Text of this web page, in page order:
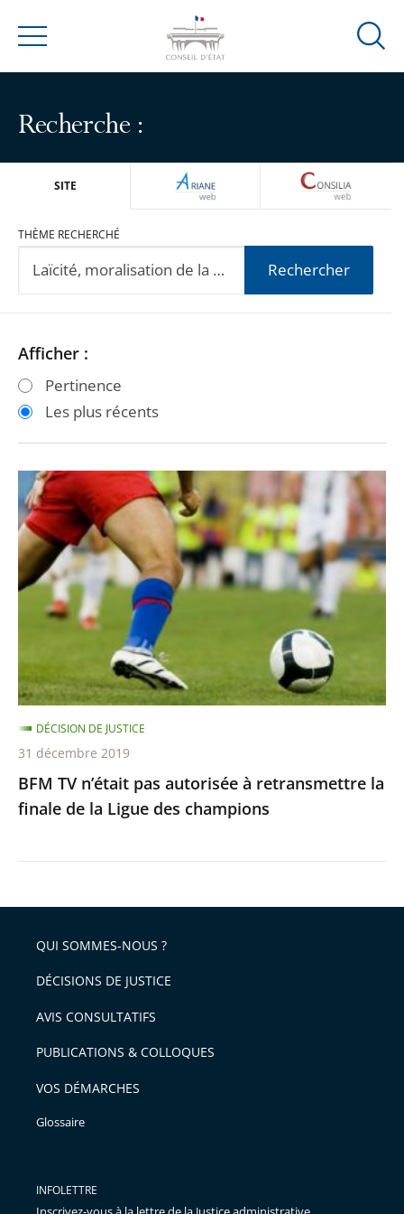
Menu
Ouvrir
Recherche :
SITE ARIANEWEB
THÈME RECHERCHÉ
Rechercher
Passer
les
filtres
après
Passer
les
filtres
avant
Afficher :
Pertinence
Les plus récents
BFM
TV
n’était
pas
autorisée
retransmettre
la
finale
de
la
Ligue
des
champions
BFM TV n’était pas autorisée à retransmettre la
finale de la Ligue des champions
DÉCISION DE JUSTICE
31 décembre 2019
QUI SOMMES-NOUS ?
DÉCISIONS DE JUSTICE
AVIS CONSULTATIFS
PUBLICATIONS & COLLOQUES
VOS DÉMARCHES
Glossaire
INFOLETTRE